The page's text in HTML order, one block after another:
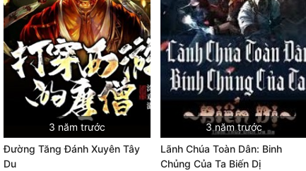
3 năm trước
Đường Tăng Đánh Xuyên Tây
Du
3 năm trước
Lãnh Chúa Toàn Dân: Binh
Chủng Của Ta Biến Dị